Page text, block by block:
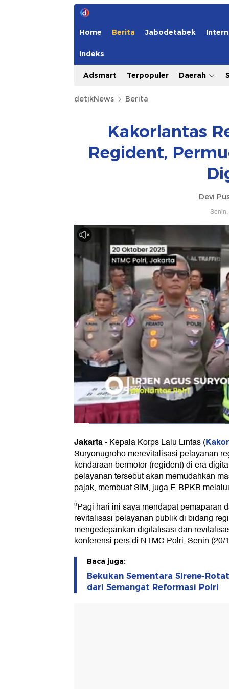
Home Berita Jabodetabek
Indeks
Adsmart Terpopuler Daerah
detikNews Berita
Kakorlantas
Regident,
Devi
Jakarta-Kepala Korps Lalu Lintas (
Suryonugroho merevitalisasi pelayanan
kendaraan bermotor (regident) di era
pelayanan tersebut akan memudahkan
pajak, membuat SIM, juga E-BPKB
"Pagi hari ini saya mendapat pemaparan
revitalisasi pelayanan publik di bidang
mengedepankan digitalisasi dan
konferensi pers di NTMC Polri, Senin (20/
Baca juga:
Bekukan Sementara Sirene-
dari Semangat Reformasi Polri